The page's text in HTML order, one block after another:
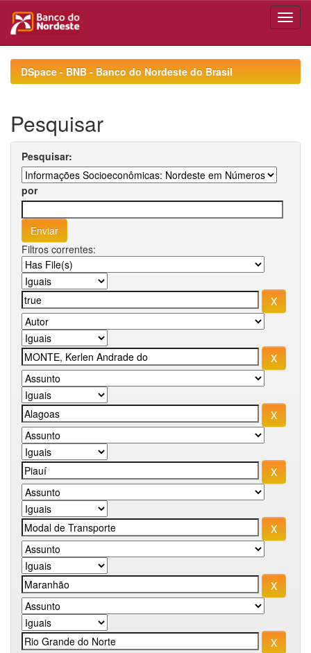
navigationDSpace - BNB - Banco do Nordeste do Brasil
Pesquisar
Pesquisar:
por
Filtros correntes: